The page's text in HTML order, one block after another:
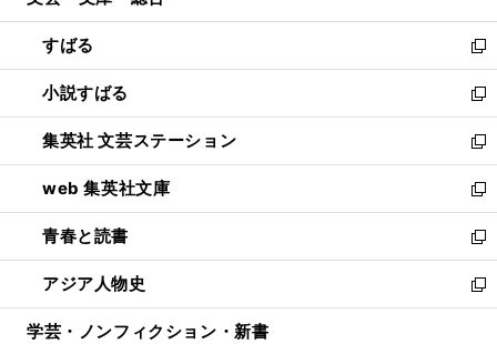
開
く
ウ
で
開
く
ン
ド
ウ
で
開
く
すばる
新
し
い
ウ
ィ
ン
ド
ウ
で
開
く
小説すばる
新
し
い
ウ
ィ
ン
ド
ウ
で
開
集英社 文芸ステーション
新
し
い
ウ
ィ
ン
ド
ウ
web 集英社文庫
新
し
い
ウ
ィ
ン
青春と読書
新
し
い
ウ
アジア人物史
新
し
学芸・ノンフィクション・新書